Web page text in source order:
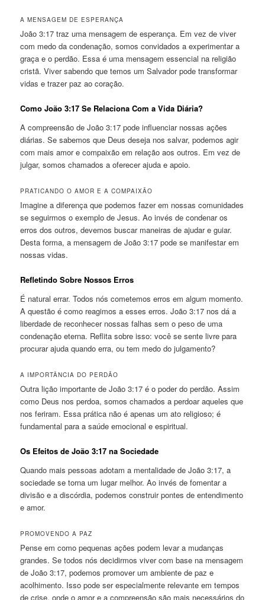
A MENSAGEM DE ESPERANÇA
João 3:17 traz uma mensagem de esperança. Em vez de viver
com medo da condenação, somos convidados a experimentar a
graça e o perdão. Essa é uma mensagem essencial na religião
cristã. Viver sabendo que temos um Salvador pode transformar
vidas e trazer paz ao coração.
Como João 3:17 Se Relaciona Com a Vida Diária?
A compreensão de João 3:17 pode influenciar nossas ações
diárias. Se sabemos que Deus deseja nos salvar, podemos agir
com mais amor e compaixão em relação aos outros. Em vez de
julgar, somos chamados a oferecer ajuda e apoio.
PRATICANDO O AMOR E A COMPAIXÃO
Imagine a diferença que podemos fazer em nossas comunidades
se seguirmos o exemplo de Jesus. Ao invés de condenar os
erros dos outros, devemos buscar maneiras de ajudar e guiar.
Desta forma, a mensagem de João 3:17 pode se manifestar em
nossas vidas.
Refletindo Sobre Nossos Erros
É natural errar. Todos nós cometemos erros em algum momento.
A questão é como reagimos a esses erros. João 3:17 nos dá a
liberdade de reconhecer nossas falhas sem o peso de uma
condenação eterna. Reflita sobre isso: você se sente livre para
procurar ajuda quando erra, ou tem medo do julgamento?
A IMPORTÂNCIA DO PERDÃO
Outra lição importante de João 3:17 é o poder do perdão. Assim
como Deus nos perdoa, somos chamados a perdoar aqueles que
nos feriram. Essa prática não é apenas um ato religioso; é
fundamental para a saúde emocional e espiritual.
Os Efeitos de João 3:17 na Sociedade
Quando mais pessoas adotam a mentalidade de João 3:17, a
sociedade se torna um lugar melhor. Ao invés de fomentar a
divisão e a discórdia, podemos construir pontes de entendimento
e amor.
PROMOVENDO A PAZ
Pense em como pequenas ações podem levar a mudanças
grandes. Se todos nós decidirmos viver com base na mensagem
de João 3:17, podemos promover um ambiente de paz e
acolhimento. Isso pode ser especialmente relevante em tempos
de crise, onde o amor e a compreensão são mais necessários do